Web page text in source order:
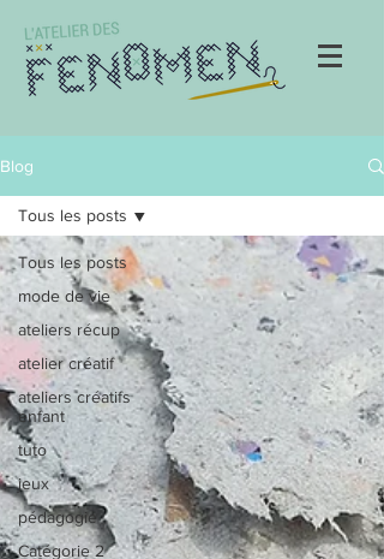
Blog
Tous les posts
mode de vie
ateliers récup
atelier créatif
ateliers créatifs
enfant
tuto
jeux
pédagogie
Catégorie 2
Tous les posts